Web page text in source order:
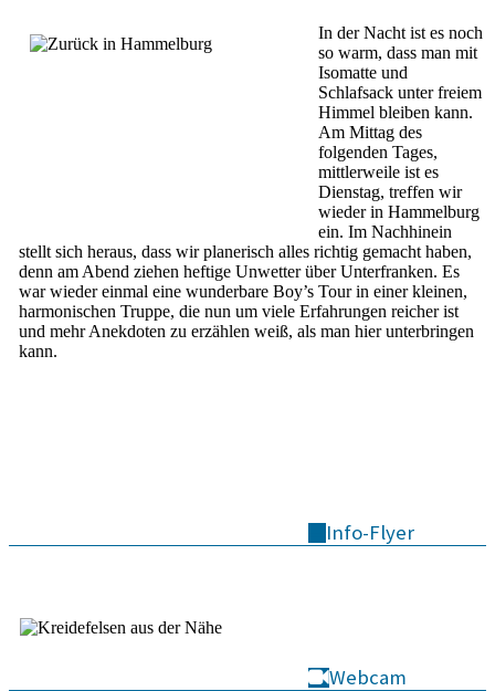
In der Nacht ist es noch
so warm, dass man mit
Isomatte und
Schlafsack unter freiem
Himmel bleiben kann.
Am Mittag des
folgenden Tages,
mittlerweile ist es
Dienstag, treffen wir
wieder in Hammelburg
ein. Im Nachhinein
stellt sich heraus, dass wir planerisch alles richtig gemacht haben,
denn am Abend ziehen heftige Unwetter über Unterfranken. Es
war wieder einmal eine wunderbare Boy’s Tour in einer kleinen,
harmonischen Truppe, die nun um viele Erfahrungen reicher ist
und mehr Anekdoten zu erzählen weiß, als man hier unterbringen
kann.
Info-Flyer
Webcam